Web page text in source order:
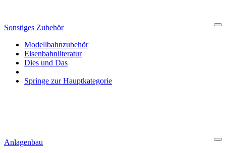
Sonstiges Zubehör
Modellbahnzubehör
Eisenbahnliteratur
Dies und Das
Springe zur Hauptkategorie
Anlagenbau